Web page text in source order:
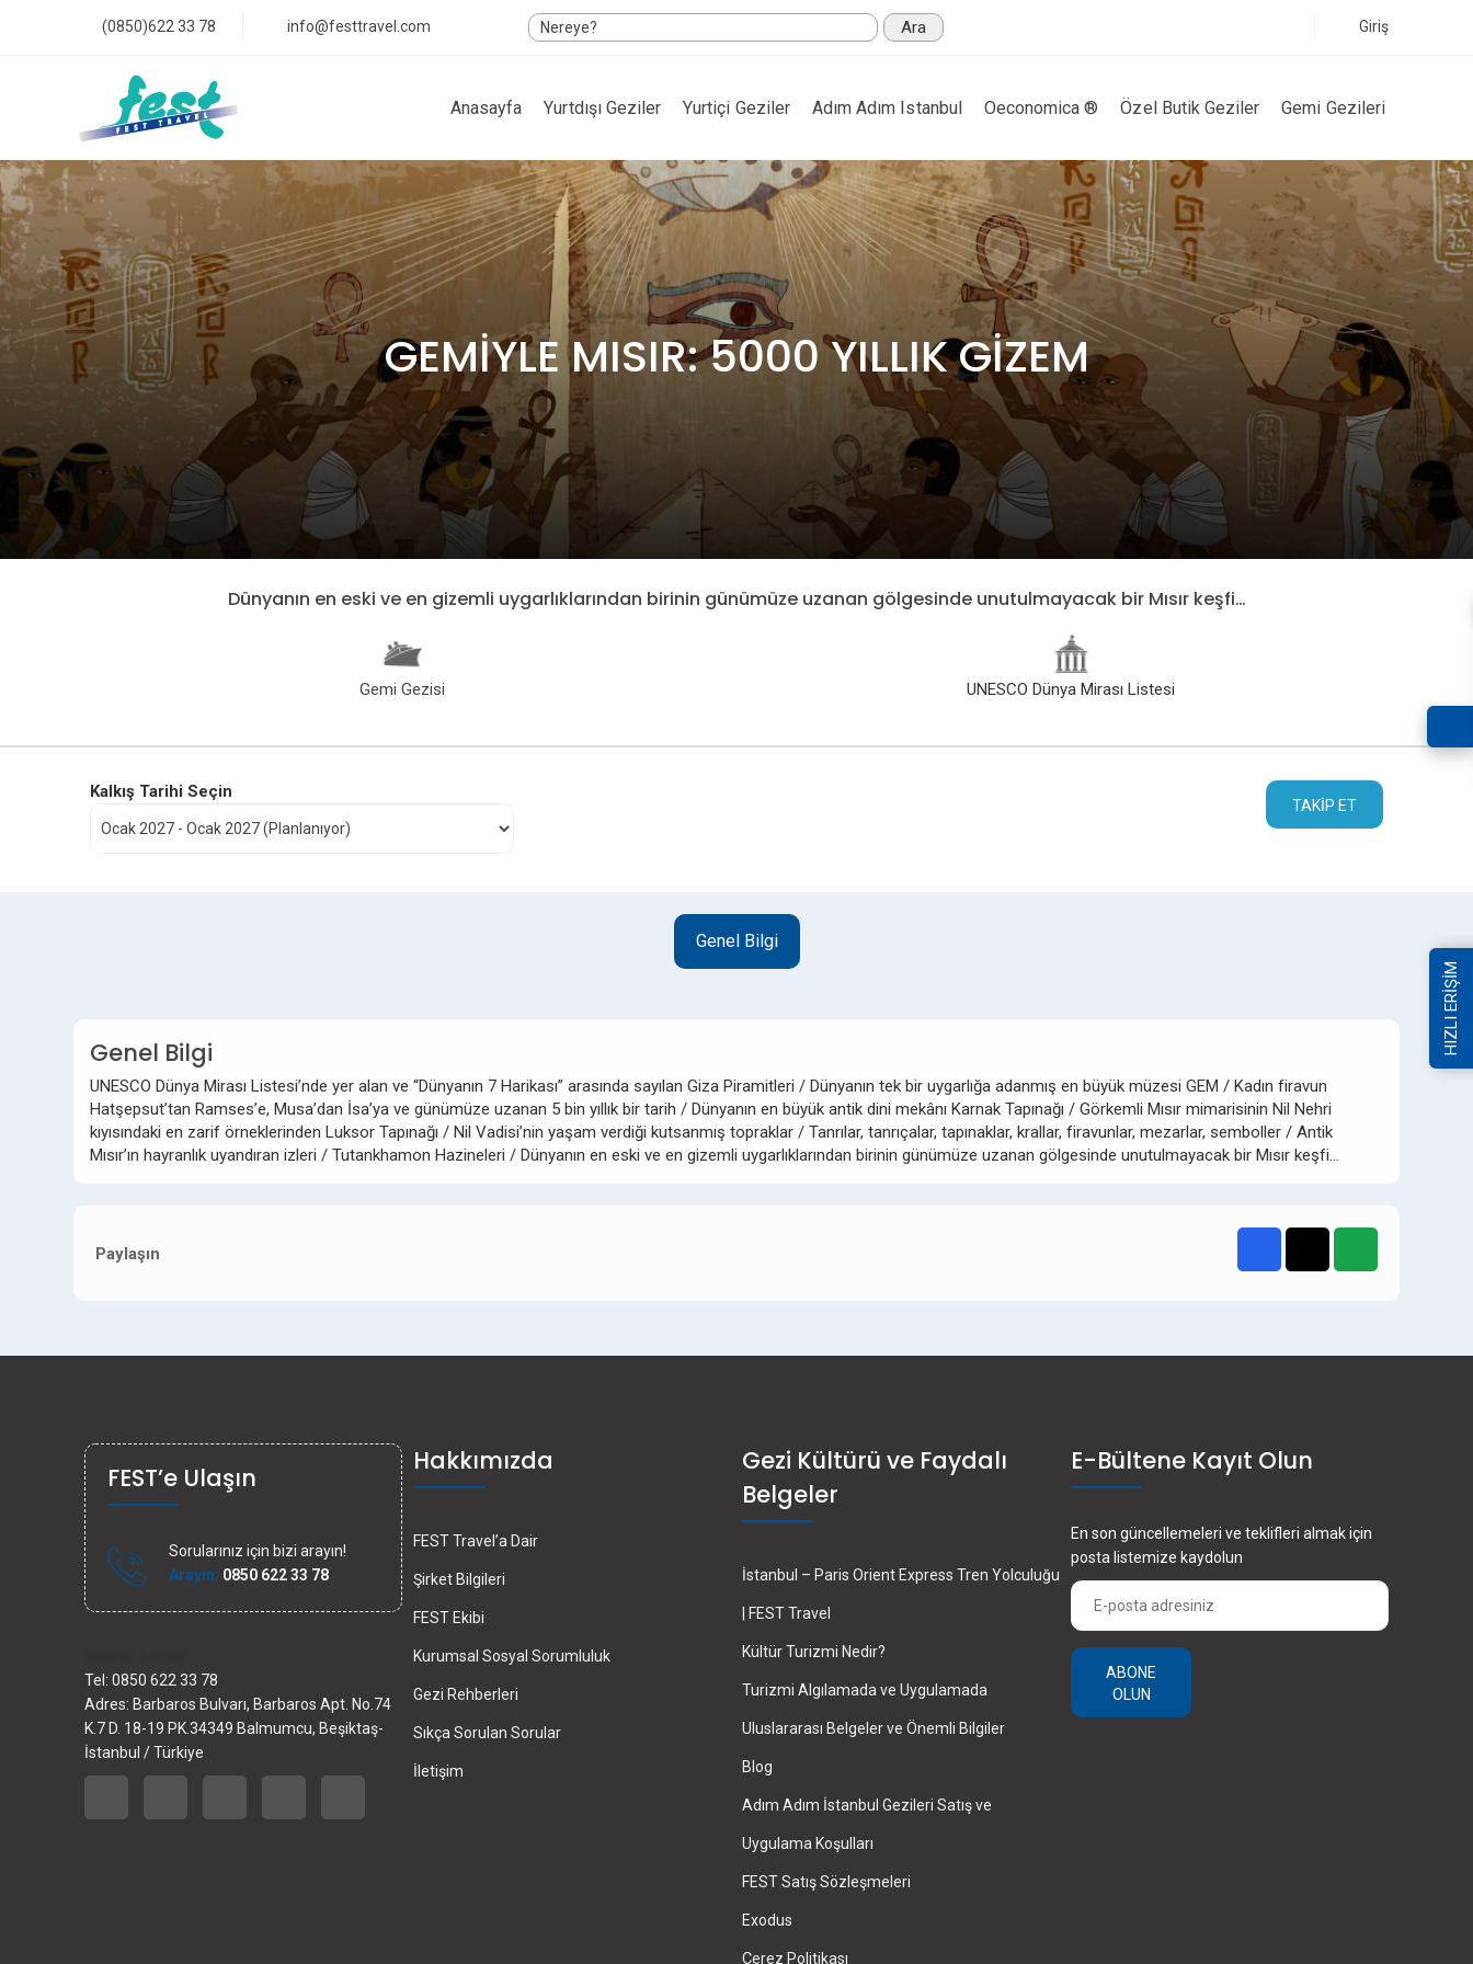
(0850)622 33 78 info@festtravel.com Ara Giriş
Anasayfa Yurtdışı Geziler Yurtiçi Geziler Adım Adım Istanbul Oeconomica ® Özel Butik Geziler Gemi Gezileri
GEMİYLE MISIR: 5000 YILLIK GİZEM
Dünyanın en eski ve en gizemli uygarlıklarından birinin günümüze uzanan gölgesinde unutulmayacak bir Mısır keşfi…
Gemi Gezisi UNESCO Dünya Mirası Listesi
Kalkış Tarihi Seçin
TAKIP ET
Genel Bilgi
Genel Bilgi
UNESCO Dünya Mirası Listesi’nde yer alan ve “Dünyanın 7 Harikası” arasında sayılan Giza Piramitleri / Dünyanın tek bir uygarlığa adanmış en büyük müzesi GEM / Kadın firavun
Hatşepsut’tan Ramses’e, Musa’dan İsa’ya ve günümüze uzanan 5 bin yıllık bir tarih / Dünyanın en büyük antik dini mekânı Karnak Tapınağı / Görkemli Mısır mimarisinin Nil Nehri
kıyısındaki en zarif örneklerinden Luksor Tapınağı / Nil Vadisi’nin yaşam verdiği kutsanmış topraklar / Tanrılar, tanrıçalar, tapınaklar, krallar, firavunlar, mezarlar, semboller / Antik
Mısır’ın hayranlık uyandıran izleri / Tutankhamon Hazineleri / Dünyanın en eski ve en gizemli uygarlıklarından birinin günümüze uzanan gölgesinde unutulmayacak bir Mısır keşfi…
Paylaşın
HIZLI ERİŞİM
FEST’e Ulaşın
Sorularınız için bizi arayın!
Arayın: 0850 622 33 78
Tel: 0850 622 33 78
Adres: Barbaros Bulvarı, Barbaros Apt. No.74
K.7 D. 18-19 PK.34349 Balmumcu, Beşiktaş-
İstanbul / Türkiye
Hakkımızda
FEST Travel’a Dair
Şirket Bilgileri
FEST Ekibi
Kurumsal Sosyal Sorumluluk
Gezi Rehberleri
Sıkça Sorulan Sorular
İletişim
Gezi Kültürü ve Faydalı
Belgeler
İstanbul – Paris Orient Express Tren Yolculuğu
| FEST Travel
Kültür Turizmi Nedir?
Turizmi Algılamada ve Uygulamada
Uluslararası Belgeler ve Önemli Bilgiler
Blog
Adım Adım İstanbul Gezileri Satış ve
Uygulama Koşulları
FEST Satış Sözleşmeleri
Exodus
Çerez Politikası
E-Bültene Kayıt Olun
En son güncellemeleri ve teklifleri almak için
posta listemize kaydolun
ABONE
OLUN